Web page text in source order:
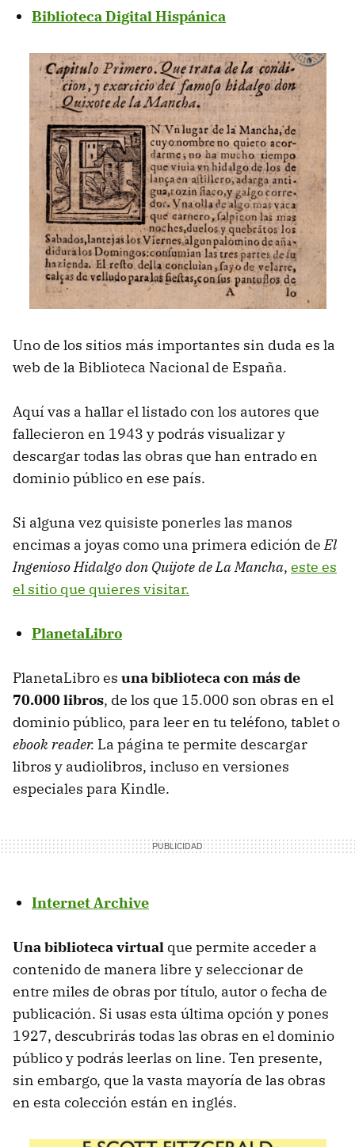
Biblioteca Digital Hispánica
Uno de los sitios más importantes sin duda es la
web de la Biblioteca Nacional de España.
Aquí vas a hallar el listado con los autores que
fallecieron en 1943 y podrás visualizar y
descargar todas las obras que han entrado en
dominio público en ese país.
Si alguna vez quisiste ponerles las manos
encimas a joyas como una primera edición deEl
Ingenioso Hidalgo don Quijote de La Mancha, este es
el sitio que quieres visitar.
PlanetaLibro
PlanetaLibro es una biblioteca con más de
70.000 libros, de los que 15.000 son obras en el
dominio público, para leer en tu teléfono, tablet o
ebook reader. La página te permite descargar
libros y audiolibros, incluso en versiones
especiales para Kindle.
Internet Archive
Una biblioteca virtual que permite acceder a
contenido de manera libre y seleccionar de
entre miles de obras por título, autor o fecha de
publicación. Si usas esta última opción y pones
1927, descubrirás todas las obras en el dominio
público y podrás leerlas on line. Ten presente,
sin embargo, que la vasta mayoría de las obras
en esta colección están en inglés.